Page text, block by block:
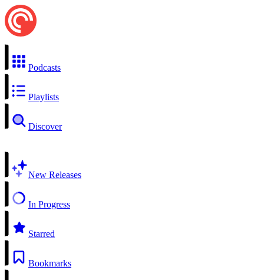
Podcasts
Playlists
Discover
New Releases
In Progress
Starred
Bookmarks